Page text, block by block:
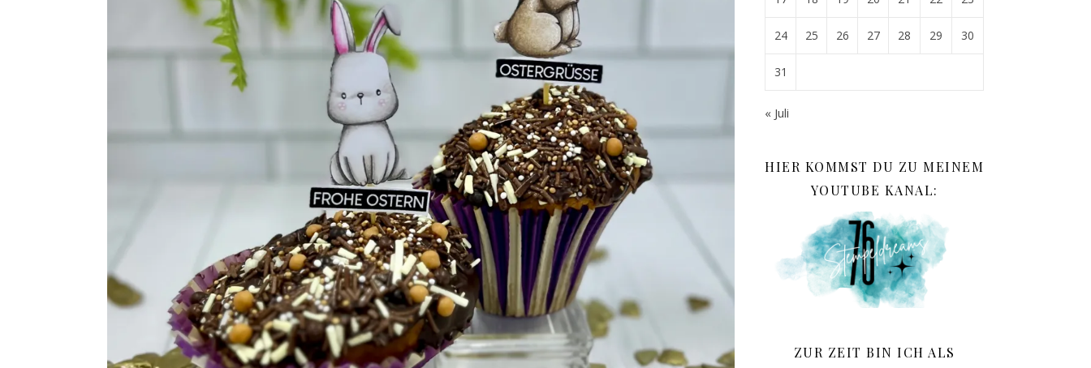
24 25 26 27 28 29 30
31
« Juli
HIER KOMMST DU ZU MEINEM
YOUTUBE KANAL:
ZUR ZEIT BIN ICH ALS